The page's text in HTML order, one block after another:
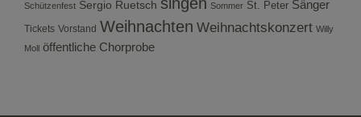
Schützenfest Sergio Ruetsch Sommer St. Peter Sänger
Tickets Vorstand Weihnachten Weihnachtskonzert Willy
Moll
öffentliche Chorprobe